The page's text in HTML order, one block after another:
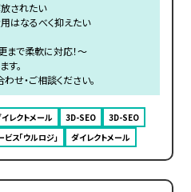
されたい
はなるべく抑えたい
まで柔軟に対応！～
す。
せ・ご相談ください。
レクトメール 3D-SEO
3D-SEO
ス「ウルロジ」
ダイレクトメール